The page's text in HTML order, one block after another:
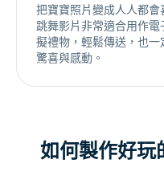
把寶寶照片變成人人都
跳舞影片非常適合用作
擬禮物，輕鬆傳送，也一
驚喜與感動。
如何製作好玩